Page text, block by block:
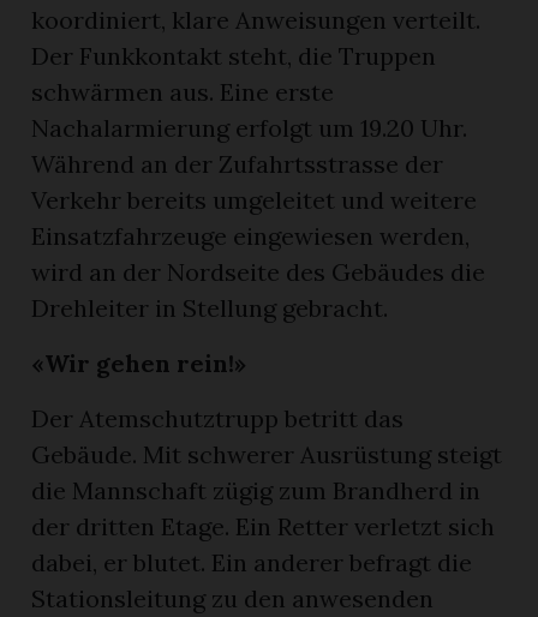
koordiniert, klare Anweisungen verteilt.
Der Funkkontakt steht, die Truppen
schwärmen aus. Eine erste
Nachalarmierung erfolgt um 19.20 Uhr.
Während an der Zufahrtsstrasse der
Verkehr bereits umgeleitet und weitere
Einsatzfahrzeuge eingewiesen werden,
wird an der Nordseite des Gebäudes die
Drehleiter in Stellung gebracht.
«Wir gehen rein!»
Der Atemschutztrupp betritt das
Gebäude. Mit schwerer Ausrüstung steigt
die Mannschaft zügig zum Brandherd in
der dritten Etage. Ein Retter verletzt sich
dabei, er blutet. Ein anderer befragt die
Stationsleitung zu den anwesenden